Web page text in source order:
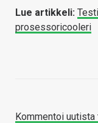
Lue artikkeli:
prosessoricooleri
Kommentoi